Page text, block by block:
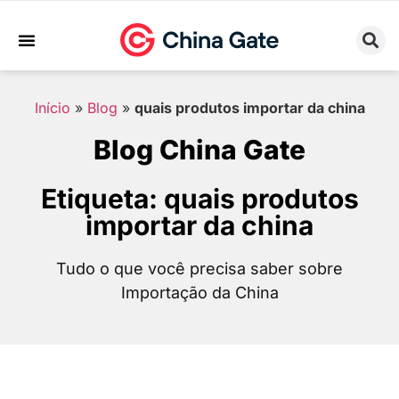
Início » Blog » quais produtos importar da china
Blog China Gate
Etiqueta: quais produtos
importar da china
Tudo o que você precisa saber sobre
Importação da China